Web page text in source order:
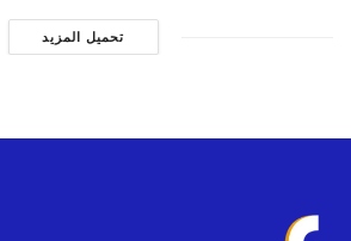
تحميل المزيد